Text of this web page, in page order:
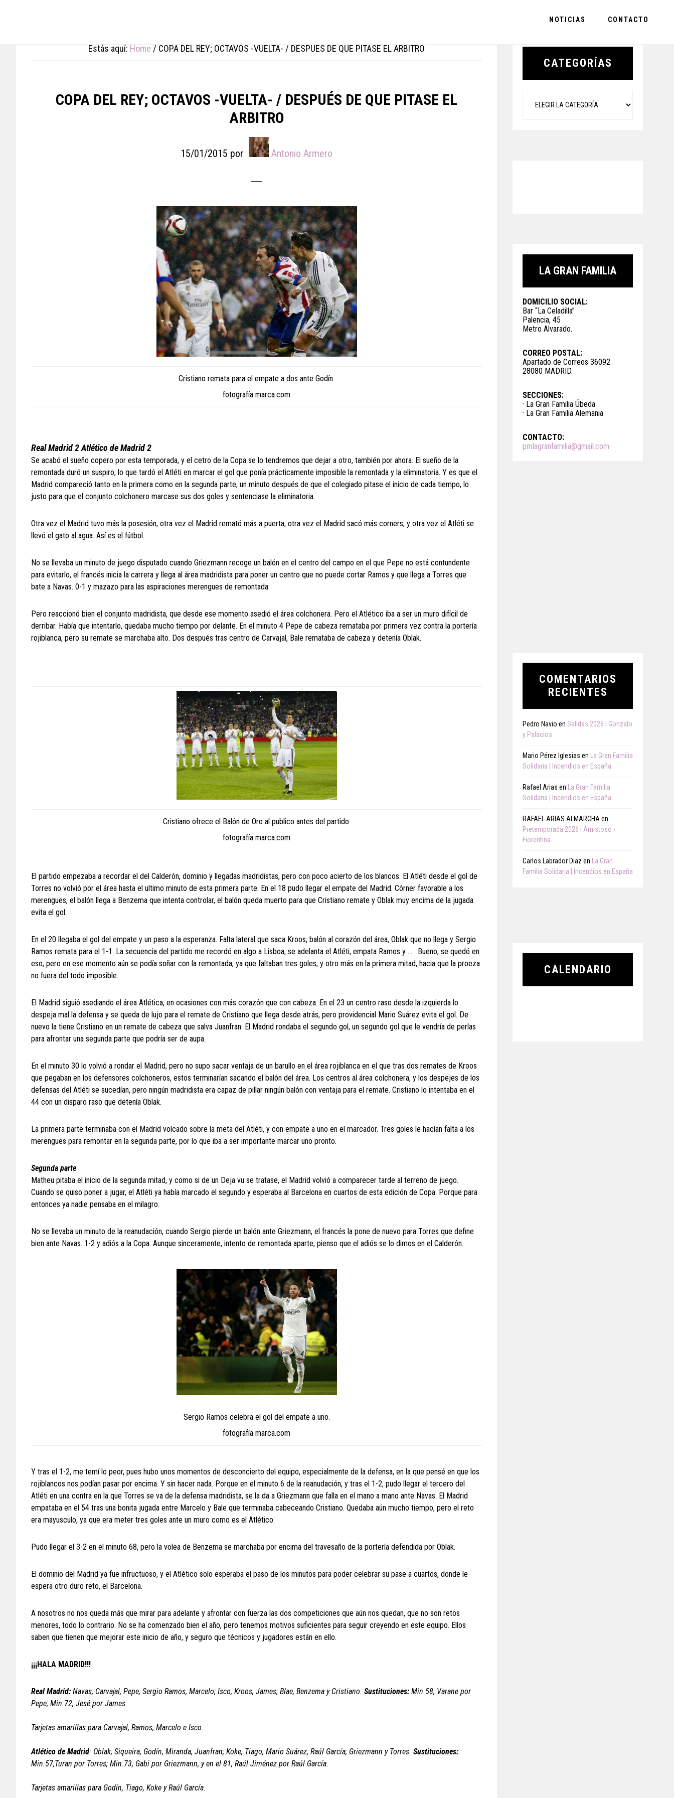
NOTICIAS CONTACTO
Estás aquí: Home / COPA DEL REY; OCTAVOS -VUELTA- / DESPUÉS DE QUE PITASE EL ARBITRO
COPA DEL REY; OCTAVOS -VUELTA- / DESPUÉS DE QUE PITASE EL
ARBITRO
15/01/2015 por Antonio Armero
Cristiano remata para el empate a dos ante Godín.
fotografía marca.com
Real Madrid 2 Atlético de Madrid 2
Se acabó el sueño copero por esta temporada, y el cetro de la Copa se lo tendremos que dejar a otro, también por ahora. El sueño de la
remontada duró un suspiro, lo que tardó el Atléti en marcar el gol que ponía prácticamente imposible la remontada y la eliminatoria. Y es que el
Madrid compareció tanto en la primera como en la segunda parte, un minuto después de que el colegiado pitase el inicio de cada tiempo, lo
justo para que el conjunto colchonero marcase sus dos goles y sentenciase la eliminatoria.
Otra vez el Madrid tuvo más la posesión, otra vez el Madrid remató más a puerta, otra vez el Madrid sacó más corners, y otra vez el Atléti se
llevó el gato al agua. Así es el fútbol.
No se llevaba un minuto de juego disputado cuando Griezmann recoge un balón en el centro del campo en el que Pepe no está contundente
para evitarlo, el francés inicia la carrera y llega al área madridista para poner un centro que no puede cortar Ramos y que llega a Torres que
bate a Navas. 0-1 y mazazo para las aspiraciones merengues de remontada.
Pero reaccionó bien el conjunto madridista, que desde ese momento asedió el área colchonera. Pero el Atlético iba a ser un muro difícil de
derribar. Había que intentarlo, quedaba mucho tiempo por delante. En el minuto 4 Pepe de cabeza remataba por primera vez contra la portería
rojiblanca, pero su remate se marchaba alto. Dos después tras centro de Carvajal, Bale remataba de cabeza y detenía Oblak.
Cristiano ofrece el Balón de Oro al publico antes del partido.
fotografía marca.com
El partido empezaba a recordar el del Calderón, dominio y llegadas madridistas, pero con poco acierto de los blancos. El Atléti desde el gol de
Torres no volvió por el área hasta el ultimo minuto de esta primera parte. En el 18 pudo llegar el empate del Madrid. Córner favorable a los
merengues, el balón llega a Benzema que intenta controlar, el balón queda muerto para que Cristiano remate y Oblak muy encima de la jugada
evita el gol.
En el 20 llegaba el gol del empate y un paso a la esperanza. Falta lateral que saca Kroos, balón al corazón del área, Oblak que no llega y Sergio
Ramos remata para el 1-1. La secuencia del partido me recordó en algo a Lisboa, se adelanta el Atléti, empata Ramos y … . Bueno, se quedó en
eso, pero en ese momento aún se podía soñar con la remontada, ya que faltaban tres goles, y otro más en la primera mitad, hacia que la proeza
no fuera del todo imposible.
El Madrid siguió asediando el área Atlética, en ocasiones con más corazón que con cabeza. En el 23 un centro raso desde la izquierda lo
despeja mal la defensa y se queda de lujo para el remate de Cristiano que llega desde atrás, pero providencial Mario Suárez evita el gol. De
nuevo la tiene Cristiano en un remate de cabeza que salva Juanfran. El Madrid rondaba el segundo gol, un segundo gol que le vendría de perlas
para afrontar una segunda parte que podría ser de aupa.
En el minuto 30 lo volvió a rondar el Madrid, pero no supo sacar ventaja de un barullo en el área rojiblanca en el que tras dos remates de Kroos
que pegaban en los defensores colchoneros, estos terminarían sacando el balón del área. Los centros al área colchonera, y los despejes de los
defensas del Atléti se sucedían, pero ningún madridista era capaz de pillar ningún balón con ventaja para el remate. Cristiano lo intentaba en el
44 con un disparo raso que detenía Oblak.
La primera parte terminaba con el Madrid volcado sobre la meta del Atléti, y con empate a uno en el marcador. Tres goles le hacían falta a los
merengues para remontar en la segunda parte, por lo que iba a ser importante marcar uno pronto.
Segunda parte
Matheu pitaba el inicio de la segunda mitad, y como si de un Deja vu se tratase, el Madrid volvió a comparecer tarde al terreno de juego.
Cuando se quiso poner a jugar, el Atléti ya había marcado el segundo y esperaba al Barcelona en cuartos de esta edición de Copa. Porque para
entonces ya nadie pensaba en el milagro.
No se llevaba un minuto de la reanudación, cuando Sergio pierde un balón ante Griezmann, el francés la pone de nuevo para Torres que define
bien ante Navas. 1-2 y adiós a la Copa. Aunque sinceramente, intento de remontada aparte, pienso que el adiós se lo dimos en el Calderón.
Sergio Ramos celebra el gol del empate a uno.
fotografía marca.com
Y tras el 1-2, me temí lo peor, pues hubo unos momentos de desconcierto del equipo, especialmente de la defensa, en la que pensé en que los
rojiblancos nos podían pasar por encima. Y sin hacer nada. Porque en el minuto 6 de la reanudación, y tras el 1-2, pudo llegar el tercero del
Atléti en una contra en la que Torres se va de la defensa madridista, se la da a Griezmann que falla en el mano a mano ante Navas. El Madrid
empataba en el 54 tras una bonita jugada entre Marcelo y Bale que terminaba cabeceando Cristiano. Quedaba aún mucho tiempo, pero el reto
era mayusculo, ya que era meter tres goles ante un muro como es el Atlético.
Pudo llegar el 3-2 en el minuto 68, pero la volea de Benzema se marchaba por encima del travesaño de la portería defendida por Oblak.
El dominio del Madrid ya fue infructuoso, y el Atlético solo esperaba el paso de los minutos para poder celebrar su pase a cuartos, donde le
espera otro duro reto, el Barcelona.
A nosotros no nos queda más que mirar para adelante y afrontar con fuerza las dos competiciones que aún nos quedan, que no son retos
menores, todo lo contrario. No se ha comenzado bien el año, pero tenemos motivos suficientes para seguir creyendo en este equipo. Ellos
saben que tienen que mejorar este inicio de año, y seguro que técnicos y jugadores están en ello.
¡¡¡HALA MADRID!!!
Real Madrid: Navas; Carvajal, Pepe, Sergio Ramos, Marcelo; Isco, Kroos, James; Blae, Benzema y Cristiano. Sustituciones: Min.58, Varane por
Pepe; Min.72, Jesé por James.
Tarjetas amarillas para Carvajal, Ramos, Marcelo e Isco.
Atlético de Madrid: Oblak; Siqueira, Godín, Miranda, Juanfran; Koke, Tiago, Mario Suárez, Raúl García; Griezmann y Torres. Sustituciones:
Min.57,Turan por Torres; Min.73, Gabi por Griezmann, y en el 81, Raúl Jiménez por Raúl García.
Tarjetas amarillas para Godín, Tiago, Koke y Raúl García.
Primary
CATEGORÍAS
LA GRAN FAMILIA
DOMICILIO SOCIAL:
Bar “La Celadilla”
Palencia, 45
Metro Alvarado.
CORREO POSTAL:
Apartado de Correos 36092
28080 MADRID.
SECCIONES:
· La Gran Familia Úbeda
· La Gran Familia Alemania
CONTACTO:
pmlagranfamilia@gmail.com
COMENTARIOS
RECIENTES
Pedro Navio en Salidas 2026 | Gonzalo
y Palacios
Mario Pérez Iglesias en
La Gran Familia
Solidaria | Incendios en España
Rafael Arias en
La Gran Familia
Solidaria | Incendios en España
RAFAEL ARIAS ALMARCHA en
Pretemporada 2026 | Amistoso -
Fiorentina-
Carlos Labrador Diaz en
La Gran
Familia Solidaria | Incendios en España
CALENDARIO